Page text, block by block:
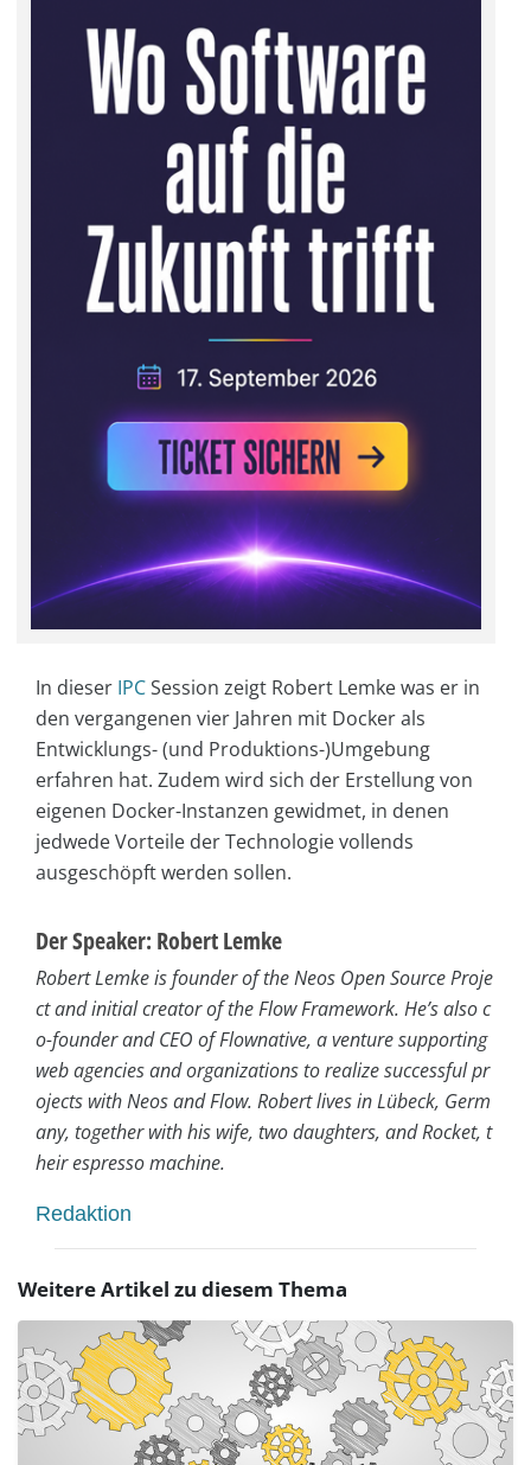
In dieser IPCSession zeigt Robert Lemke was er in
den vergangenen vier Jahren mit Docker als
Entwicklungs- (und Produktions-)Umgebung
erfahren hat. Zudem wird sich der Erstellung von
eigenen Docker-Instanzen gewidmet, in denen
jedwede Vorteile der Technologie vollends
ausgeschöpft werden sollen.
Der Speaker: Robert Lemke
Robert Lemke is founder of the Neos Open Source Proje
ct and initial creator of the Flow Framework. He’s also c
o-founder and CEO of Flownative, a venture supporting
web agencies and organizations to realize successful pr
ojects with Neos and Flow. Robert lives in Lübeck, Germ
any, together with his wife, two daughters, and Rocket, t
heir espresso machine.
Redaktion
Weitere Artikel zu diesem Thema